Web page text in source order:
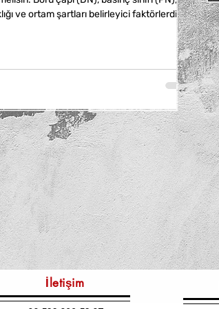
ve ortam şartları belirleyici faktörlerdir.
de önemlidir; pirinç, paslanmaz çelik ve
İletişim